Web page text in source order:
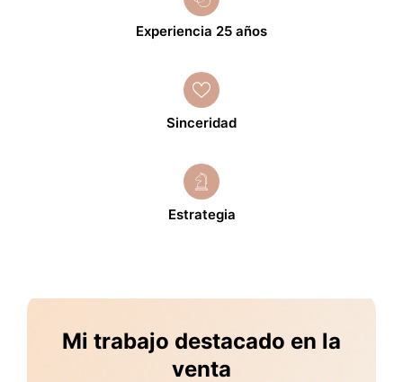
Experiencia 25 años
Sinceridad
Estrategia
Mi trabajo destacado en la
venta